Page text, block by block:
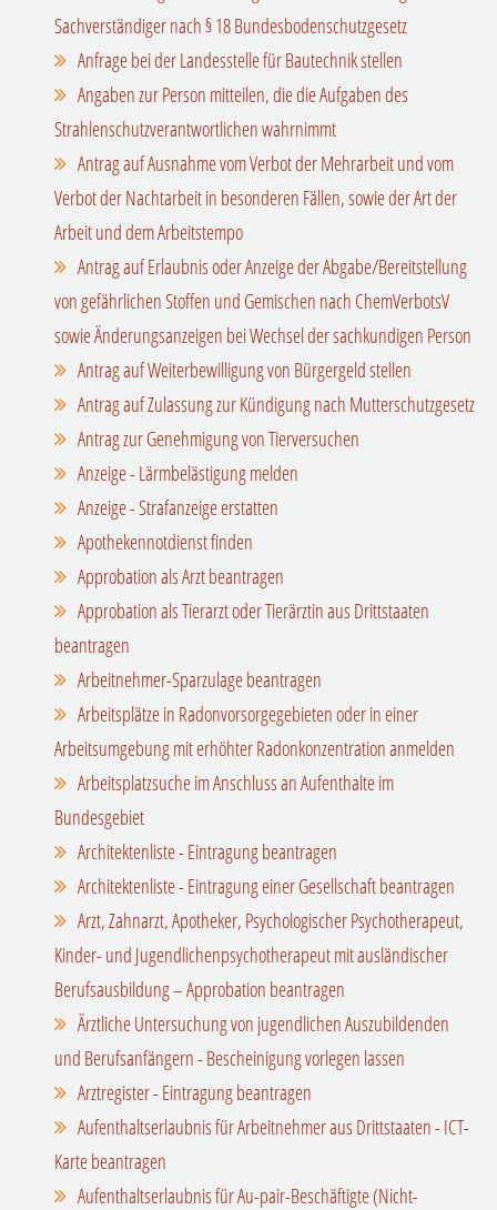
Sachverständiger nach § 18 Bundesbodenschutzgesetz
Anfrage bei der Landesstelle für Bautechnik stellen
Angaben zur Person mitteilen, die die Aufgaben des
Strahlenschutzverantwortlichen wahrnimmt
Antrag auf Ausnahme vom Verbot der Mehrarbeit und vom
Verbot der Nachtarbeit in besonderen Fällen, sowie der Art der
Arbeit und dem Arbeitstempo
Antrag auf Erlaubnis oder Anzeige der Abgabe/Bereitstellung
von gefährlichen Stoffen und Gemischen nach ChemVerbotsV
sowie Änderungsanzeigen bei Wechsel der sachkundigen Person
Antrag auf Weiterbewilligung von Bürgergeld stellen
Antrag auf Zulassung zur Kündigung nach Mutterschutzgesetz
Antrag zur Genehmigung von Tierversuchen
Anzeige - Lärmbelästigung melden
Anzeige - Strafanzeige erstatten
Apothekennotdienst finden
Approbation als Arzt beantragen
Approbation als Tierarzt oder Tierärztin aus Drittstaaten
beantragen
Arbeitnehmer-Sparzulage beantragen
Arbeitsplätze in Radonvorsorgegebieten oder in einer
Arbeitsumgebung mit erhöhter Radonkonzentration anmelden
Arbeitsplatzsuche im Anschluss an Aufenthalte im
Bundesgebiet
Architektenliste - Eintragung beantragen
Architektenliste - Eintragung einer Gesellschaft beantragen
Arzt, Zahnarzt, Apotheker, Psychologischer Psychotherapeut,
Kinder- und Jugendlichenpsychotherapeut mit ausländischer
Berufsausbildung – Approbation beantragen
Ärztliche Untersuchung von jugendlichen Auszubildenden
und Berufsanfängern - Bescheinigung vorlegen lassen
Arztregister - Eintragung beantragen
Aufenthaltserlaubnis für Arbeitnehmer aus Drittstaaten - ICT-
Karte beantragen
Aufenthaltserlaubnis für Au-pair-Beschäftigte (Nicht-